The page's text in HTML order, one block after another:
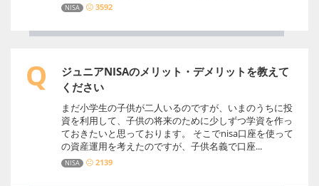
NISA 3592
Q
ジュニアNISAのメリット・デメリットを教えて
ください
まだ小学生の子供が二人いるのですが、いまのうちに投
資を利用して、子供の将来のために少しずつ学資を作っ
ておきたいと思っております。 そこでnisa口座を使って
の資産運用を考えたのですが、子供名義で口座...
NISA 2139